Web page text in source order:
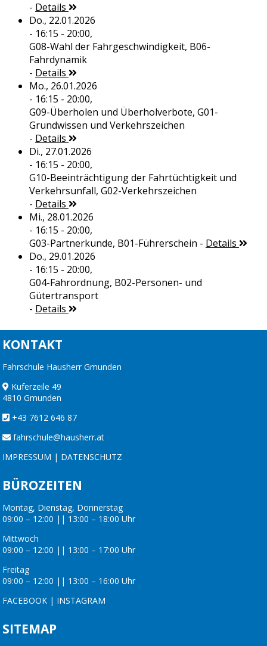
- Details
Do., 22.01.2026
- 16:15 - 20:00,
G08-Wahl der Fahrgeschwindigkeit, B06-
Fahrdynamik
- Details
Mo., 26.01.2026
- 16:15 - 20:00,
G09-Überholen und Überholverbote, G01-
Grundwissen und Verkehrszeichen
- Details
Di., 27.01.2026
- 16:15 - 20:00,
G10-Beeinträchtigung der Fahrtüchtigkeit und
Verkehrsunfall, G02-Verkehrszeichen
- Details
Mi., 28.01.2026
- 16:15 - 20:00,
G03-Partnerkunde, B01-Führerschein - Details
Do., 29.01.2026
- 16:15 - 20:00,
G04-Fahrordnung, B02-Personen- und
Gütertransport
- Details
KONTAKT
Fahrschule Hausherr Gmunden
Kuferzeile 49
4810 Gmunden
+43 7612 646 87
fahrschule@hausherr.at
IMPRESSUM | DATENSCHUTZ
BÜROZEITEN
Montag, Dienstag, Donnerstag
09:00 – 12:00 || 13:00 – 18:00 Uhr
Mittwoch
09:00 – 12:00 || 13:00 – 17:00 Uhr
Freitag
09:00 – 12:00 || 13:00 – 16:00 Uhr
FACEBOOK | INSTAGRAM
SITEMAP